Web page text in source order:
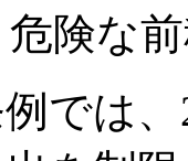
険な
では、